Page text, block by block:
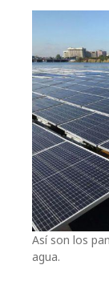
Así son los
agua.